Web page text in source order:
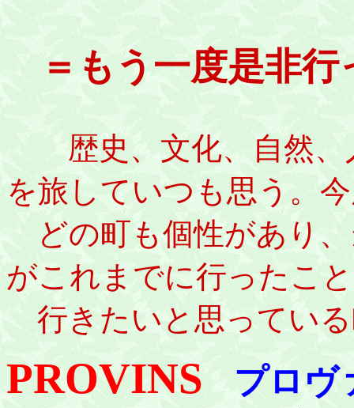
＝もう一度是非
歴史、文化、自然
を旅していつも思う。
どの町も個性があり
がこれまでに行ったこ
行きたいと思ってい
PROVINS プロヴ